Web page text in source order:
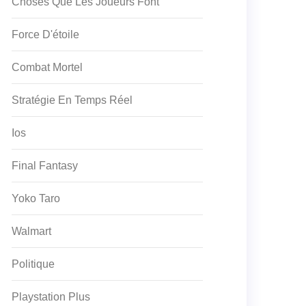
Force D'étoile
Combat Mortel
Stratégie En Temps Réel
Ios
Final Fantasy
Yoko Taro
Walmart
Politique
Playstation Plus